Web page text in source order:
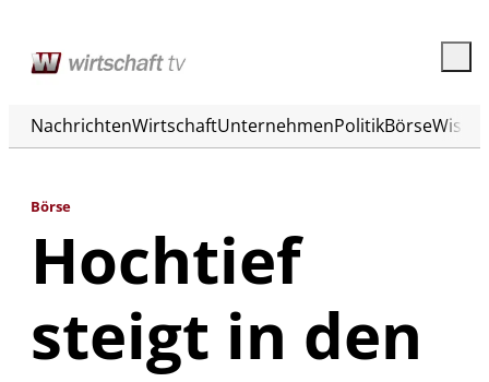
NachrichtenWirtschaftUnternehmenPolitikBörse
Börse
Hochtief
steigt in den